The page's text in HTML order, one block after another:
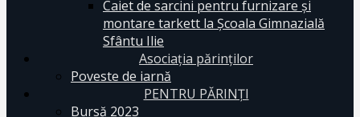
Caiet de sarcini pentru furnizare și
montare tarkett la Școala Gimnazială
Sfântu Ilie
Asociația părinților
Poveste de iarnă
PENTRU PĂRINȚI
Bursă 2023